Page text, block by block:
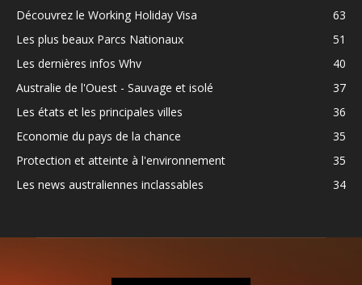
Découvrez le Working Holiday Visa
63
Les plus beaux Parcs Nationaux
51
Les dernières infos Whv
40
Australie de l'Ouest - Sauvage et isolé
37
Les états et les principales villes
36
Economie du pays de la chance
35
Protection et atteinte à l'environnement
35
Les news australiennes inclassables
34